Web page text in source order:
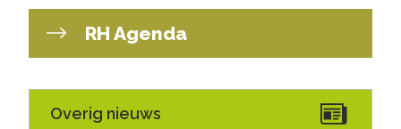
RH Agenda
Overig nieuws